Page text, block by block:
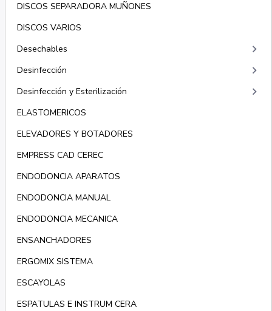
DISCOS SEPARADORA MUÑONES
DISCOS VARIOS
Desechables
keyboard_arrow_right
Desinfección keyboard_arrow_right
Desinfección y Esterilización keyboard_arrow_right
ELASTOMERICOS
ELEVADORES Y BOTADORES
EMPRESS CAD CEREC
ENDODONCIA APARATOS
ENDODONCIA MANUAL
ENDODONCIA MECANICA
ENSANCHADORES
ERGOMIX SISTEMA
ESCAYOLAS
ESPATULAS E INSTRUM CERA